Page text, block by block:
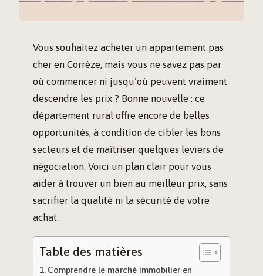
Vous souhaitez acheter un appartement pas
cher en Corrèze, mais vous ne savez pas par
où commencer ni jusqu’où peuvent vraiment
descendre les prix ? Bonne nouvelle : ce
département rural offre encore de belles
opportunités, à condition de cibler les bons
secteurs et de maîtriser quelques leviers de
négociation. Voici un plan clair pour vous
aider à trouver un bien au meilleur prix, sans
sacrifier la qualité ni la sécurité de votre
achat.
Table des matières
Comprendre le marché immobilier en